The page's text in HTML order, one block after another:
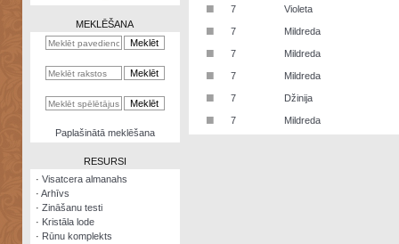
kalkulators
Nomētātās
MEKLĒŠANA
Paplašinātā meklēšana
RESURSI
· Visatcera almanahs
· Arhīvs
· Zināšanu testi
· Kristāla lode
· Rūnu komplekts
■ 7 Violeta
■ 7 Mildreda
■ 7 Mildreda
■ 7 Mildreda
■ 7 Džinija
■ 7 Mildreda